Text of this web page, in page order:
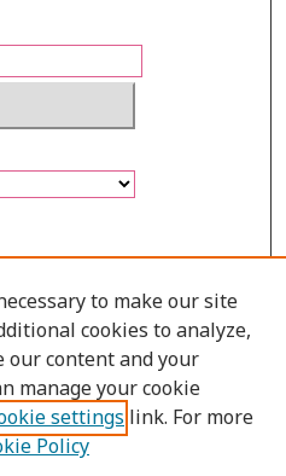
to make our site
cookies to analyze,
our content and your
manage your cookie
settings link. For more
Policy